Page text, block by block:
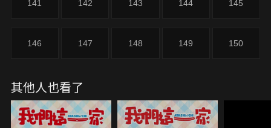
141 142 143 144 145
146 147 148 149 150
其他人也看了